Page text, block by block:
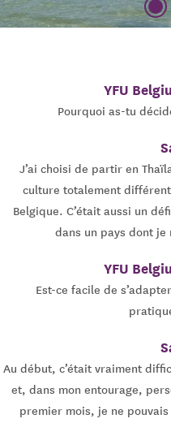
YFU
Pourquoi as-tu
J’ai choisi de partir en
culture totalement
Belgique. C’était aussi un
dans un pays dont je
YFU
Est-ce facile de
Au début, c’était vraiment
et, dans mon entourage,
premier mois, je ne